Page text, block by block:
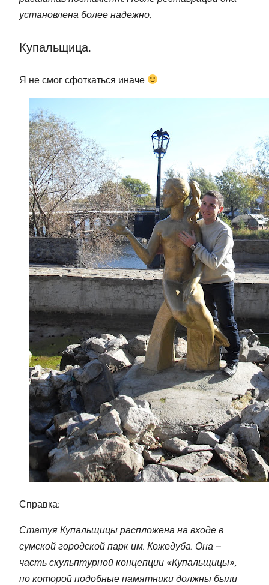
установлена более надежно.
Купальщица.
Я не смог сфоткаться иначе
Справка:
Статуя Купальщицы распложена на входе в
сумской городской парк им. Кожедуба. Она –
часть скульптурной концепции «Купальщицы»,
по которой подобные памятники должны были